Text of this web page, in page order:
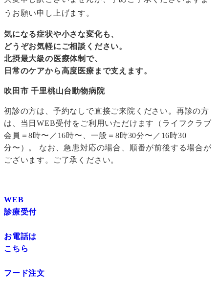
うお願い申し上げます。
気になる症状や小さな変化も、
どうぞお気軽にご相談ください。
北摂最大級の医療体制で、
日常のケアから高度医療まで支えます。
吹田市 千里桃山台動物病院
初診の方は、予約なしで直接ご来院ください。再診の方
は、当日WEB受付をご利用いただけます（ライフクラブ
会員＝8時〜／16時〜、一般＝8時30分〜／16時30
分〜）。 なお、急患対応の場合、順番が前後する場合が
ございます。ご了承ください。
WEB
診療受付
お電話は
こちら
フード注文